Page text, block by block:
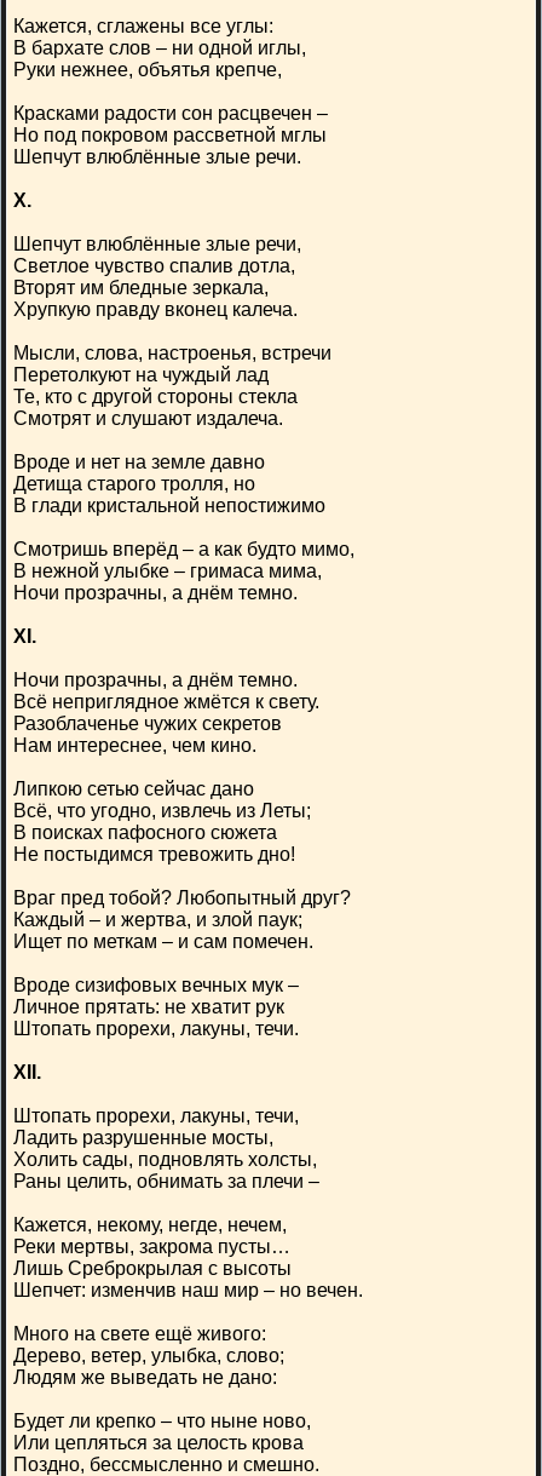
Кажется, сглажены все углы:
В бархате слов – ни одной иглы,
Руки нежнее, объятья крепче,
Красками радости сон расцвечен –
Но под покровом рассветной мглы
Шепчут влюблённые злые речи.
X.
Шепчут влюблённые злые речи,
Светлое чувство спалив дотла,
Вторят им бледные зеркала,
Хрупкую правду вконец калеча.
Мысли, слова, настроенья, встречи
Перетолкуют на чуждый лад
Те, кто с другой стороны стекла
Смотрят и слушают издалеча.
Вроде и нет на земле давно
Детища старого тролля, но
В глади кристальной непостижимо
Смотришь вперёд – а как будто мимо,
В нежной улыбке – гримаса мима,
Ночи прозрачны, а днём темно.
XI.
Ночи прозрачны, а днём темно.
Всё неприглядное жмётся к свету.
Разоблаченье чужих секретов
Нам интереснее, чем кино.
Липкою сетью сейчас дано
Всё, что угодно, извлечь из Леты;
В поисках пафосного сюжета
Не постыдимся тревожить дно!
Враг пред тобой? Любопытный друг?
Каждый – и жертва, и злой паук;
Ищет по меткам – и сам помечен.
Вроде сизифовых вечных мук –
Личное прятать: не хватит рук
Штопать прорехи, лакуны, течи.
XII.
Штопать прорехи, лакуны, течи,
Ладить разрушенные мосты,
Холить сады, подновлять холсты,
Раны целить, обнимать за плечи –
Кажется, некому, негде, нечем,
Реки мертвы, закрома пусты…
Лишь Среброкрылая с высоты
Шепчет: изменчив наш мир – но вечен.
Много на свете ещё живого:
Дерево, ветер, улыбка, слово;
Людям же выведать не дано:
Будет ли крепко – что ныне ново,
Или цепляться за целость крова
Поздно, бессмысленно и смешно.